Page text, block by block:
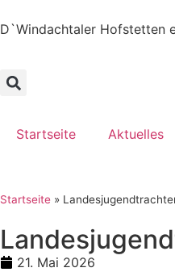
D`Windachtaler Hofstetten
Startseite Aktuelles
Startseite »
21. Mai 2026